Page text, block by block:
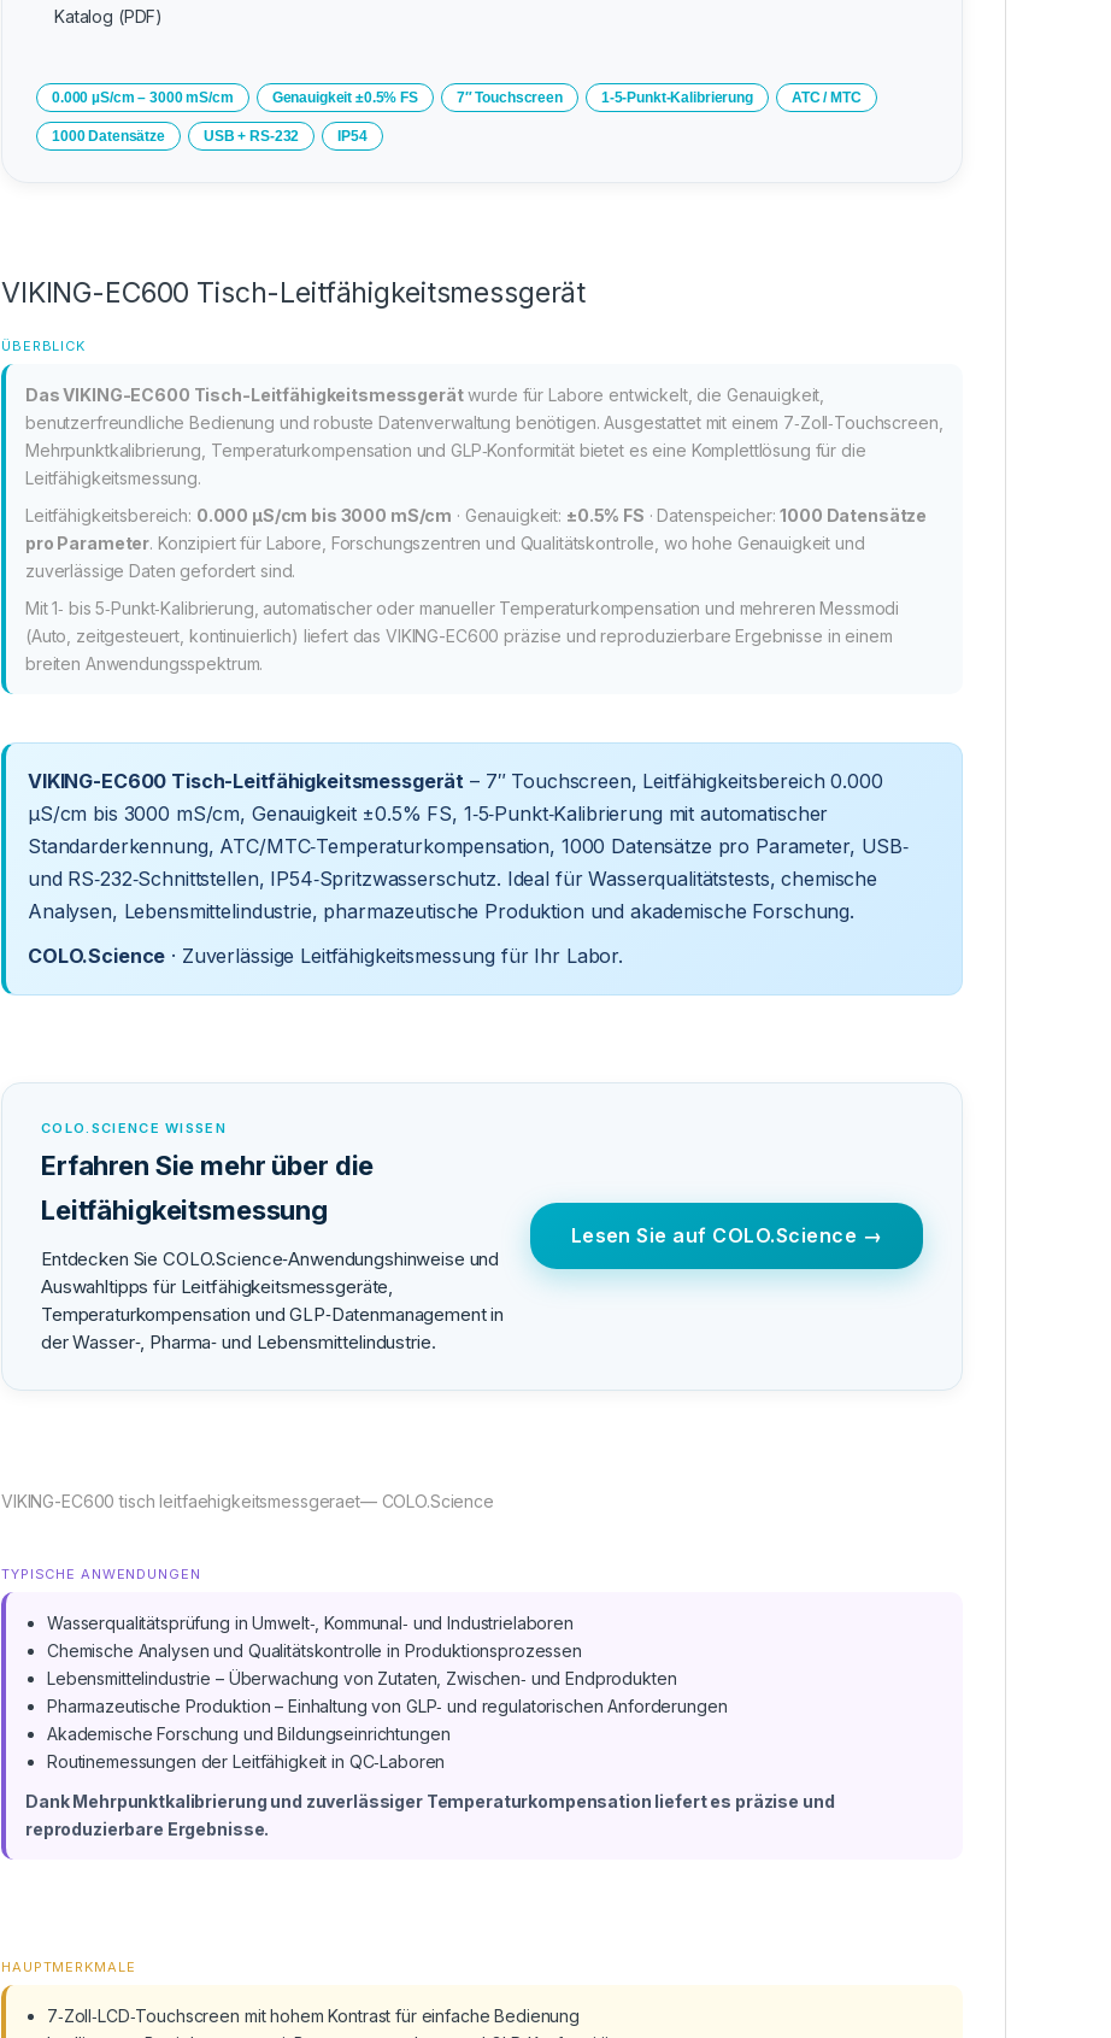
Katalog (PDF)
0.000 µS/cm – 3000 mS/cm Genauigkeit ±0.5% FS 7″ Touchscreen 1‑5‑Punkt‑Kalibrierung ATC / MTC
1000 Datensätze USB + RS‑232 IP54
VIKING-EC600 Tisch-Leitfähigkeitsmessgerät
ÜBERBLICK
Das VIKING-EC600 Tisch-Leitfähigkeitsmessgerätwurde für Labore entwickelt, die Genauigkeit,
benutzerfreundliche Bedienung und robuste Datenverwaltung benötigen. Ausgestattet mit einem 7‑Zoll‑Touchscreen,
Mehrpunktkalibrierung, Temperaturkompensation und GLP‑Konformität bietet es eine Komplettlösung für die
Leitfähigkeitsmessung.
Leitfähigkeitsbereich: 0.000 µS/cm bis 3000 mS/cm · Genauigkeit: ±0.5% FS · Datenspeicher:1000 Datensätze
pro Parameter. Konzipiert für Labore, Forschungszentren und Qualitätskontrolle, wo hohe Genauigkeit und
zuverlässige Daten gefordert sind.
Mit 1‑ bis 5‑Punkt‑Kalibrierung, automatischer oder manueller Temperaturkompensation und mehreren Messmodi
(Auto, zeitgesteuert, kontinuierlich) liefert das VIKING-EC600 präzise und reproduzierbare Ergebnisse in einem
breiten Anwendungsspektrum.
VIKING-EC600 Tisch-Leitfähigkeitsmessgerät – 7″ Touchscreen, Leitfähigkeitsbereich 0.000
µS/cm bis 3000 mS/cm, Genauigkeit ±0.5% FS, 1‑5‑Punkt‑Kalibrierung mit automatischer
Standarderkennung, ATC/MTC‑Temperaturkompensation, 1000 Datensätze pro Parameter, USB‑
und RS‑232‑Schnittstellen, IP54‑Spritzwasserschutz. Ideal für Wasserqualitätstests, chemische
Analysen, Lebensmittelindustrie, pharmazeutische Produktion und akademische Forschung.
COLO.Science · Zuverlässige Leitfähigkeitsmessung für Ihr Labor.
COLO.SCIENCE WISSEN
Erfahren Sie mehr über die
Leitfähigkeitsmessung
Entdecken Sie COLO.Science‑Anwendungshinweise und
Auswahltipps für Leitfähigkeitsmessgeräte,
Temperaturkompensation und GLP‑Datenmanagement in
der Wasser‑, Pharma‑ und Lebensmittelindustrie.
Lesen Sie auf COLO.Science →
VIKING-EC600 tisch leitfaehigkeitsmessgeraet— COLO.Science
TYPISCHE ANWENDUNGEN
Wasserqualitätsprüfung in Umwelt‑, Kommunal‑ und Industrielaboren
Chemische Analysen und Qualitätskontrolle in Produktionsprozessen
Lebensmittelindustrie – Überwachung von Zutaten, Zwischen‑ und Endprodukten
Pharmazeutische Produktion – Einhaltung von GLP‑ und regulatorischen Anforderungen
Akademische Forschung und Bildungseinrichtungen
Routinemessungen der Leitfähigkeit in QC‑Laboren
Dank Mehrpunktkalibrierung und zuverlässiger Temperaturkompensation liefert es präzise und
reproduzierbare Ergebnisse.
HAUPTMERKMALE
7‑Zoll‑LCD‑Touchscreen mit hohem Kontrast für einfache Bedienung